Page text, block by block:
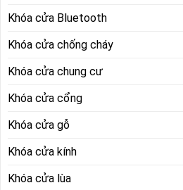
Khóa cửa Bluetooth
Khóa cửa chống cháy
Khóa cửa chung cư
Khóa cửa cổng
Khóa cửa gỗ
Khóa cửa kính
Khóa cửa lùa